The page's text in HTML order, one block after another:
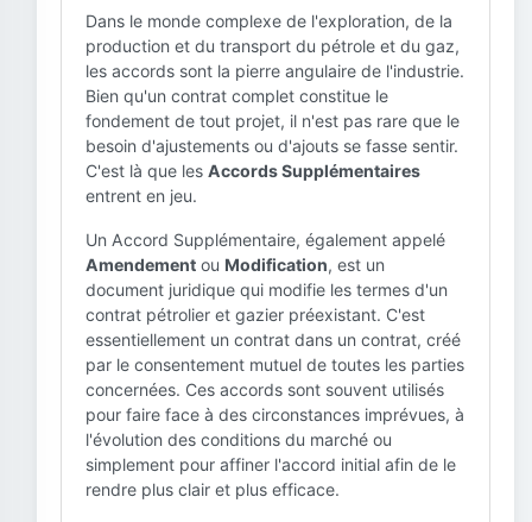
Dans le monde complexe de l'exploration, de la
production et du transport du pétrole et du gaz,
les accords sont la pierre angulaire de l'industrie.
Bien qu'un contrat complet constitue le
fondement de tout projet, il n'est pas rare que le
besoin d'ajustements ou d'ajouts se fasse sentir.
C'est là que les Accords Supplémentaires
entrent en jeu.
Un Accord Supplémentaire, également appelé
Amendement ou Modification, est un
document juridique qui modifie les termes d'un
contrat pétrolier et gazier préexistant. C'est
essentiellement un contrat dans un contrat, créé
par le consentement mutuel de toutes les parties
concernées. Ces accords sont souvent utilisés
pour faire face à des circonstances imprévues, à
l'évolution des conditions du marché ou
simplement pour affiner l'accord initial afin de le
rendre plus clair et plus efficace.